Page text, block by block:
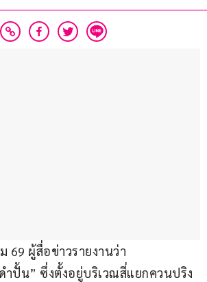
69 ผู้สื่อข่าวรายงานว่า
ำปั้น” ซึ่งตั้งอยู่บริเวณสี่แยกควนปริง